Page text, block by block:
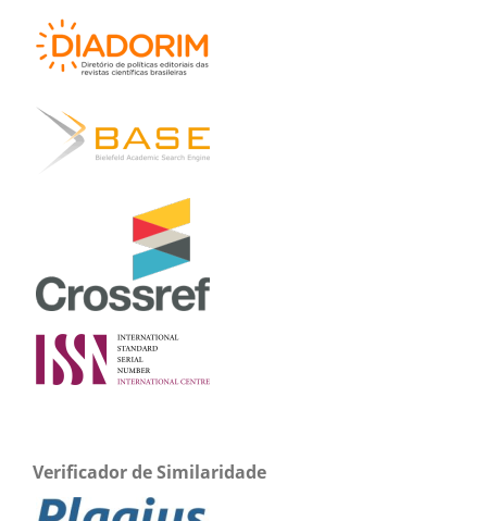
Verificador de Similaridade